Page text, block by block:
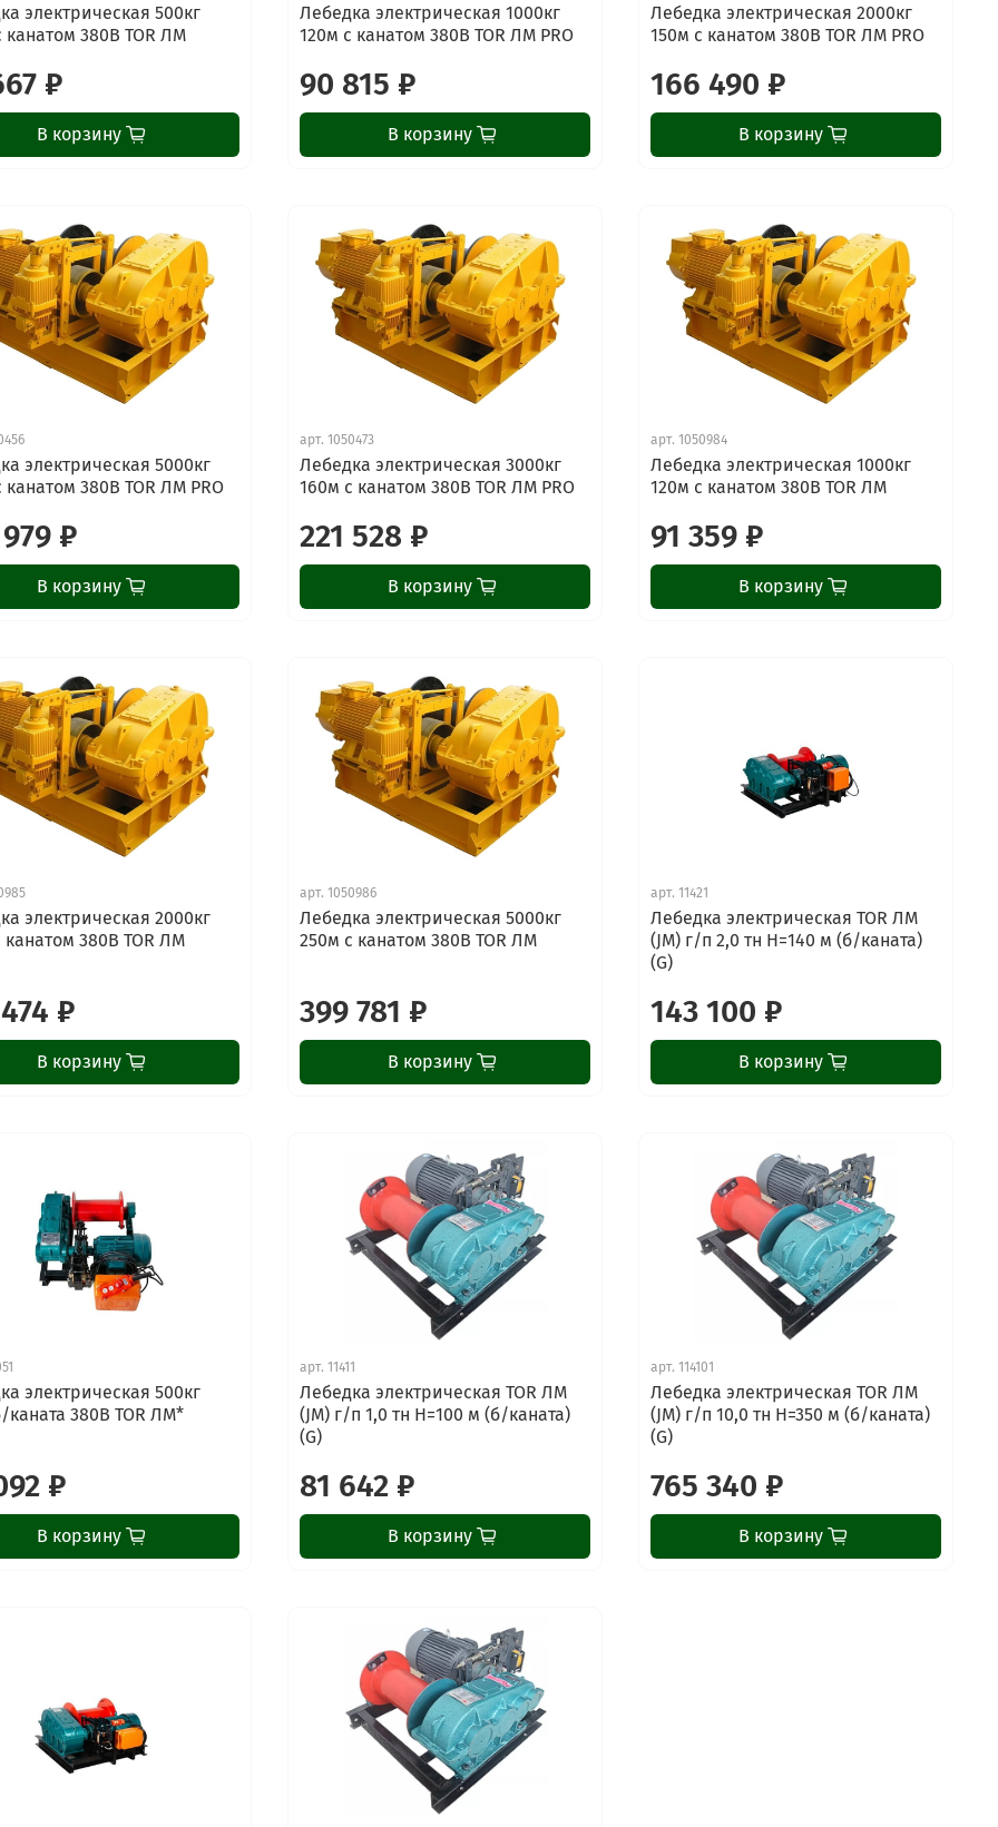
электрическая 500кг
канатом 380В TOR ЛМ
₽
В корзину
Лебедка электрическая 1000кг
120м с канатом 380В TOR ЛМ PRO
90 815 ₽
В корзину
Лебедка электрическая 2000кг
150м с канатом 380В TOR ЛМ PRO
166 490 ₽
В корзину
электрическая 5000кг
канатом 380В TOR ЛМ PRO
₽
В корзину
арт.1050473
Лебедка электрическая 3000кг
160м с канатом 380В TOR ЛМ PRO
221 528 ₽
В корзину
арт.1050984
Лебедка электрическая 1000кг
120м с канатом 380В TOR ЛМ
91 359 ₽
В корзину
электрическая 2000кг
канатом 380В TOR ЛМ
₽
В корзину
арт.1050986
Лебедка электрическая 5000кг
250м с канатом 380В TOR ЛМ
399 781 ₽
В корзину
арт.11421
Лебедка электрическая TOR ЛМ
(JM) г/п 2,0 тн Н=140 м (б/каната)
(G)
143 100 ₽
В корзину
электрическая 500кг
каната 380В TOR ЛМ*
₽
В корзину
арт.11411
Лебедка электрическая TOR ЛМ
(JM) г/п 1,0 тн Н=100 м (б/каната)
(G)
81 642 ₽
В корзину
арт.114101
Лебедка электрическая TOR ЛМ
(JM) г/п 10,0 тн Н=350 м (б/каната)
(G)
765 340 ₽
В корзину